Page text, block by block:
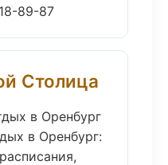
89-87
Столица
в Оренбург
в Оренбург: